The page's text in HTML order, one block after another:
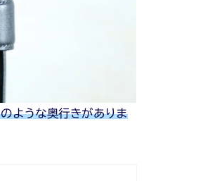
ような奥行きがありま